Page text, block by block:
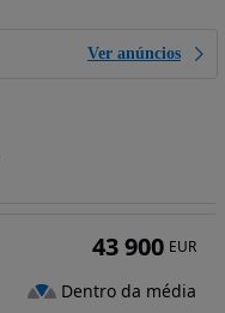
Ver anúncios
43 900 EUR
Dentro da média